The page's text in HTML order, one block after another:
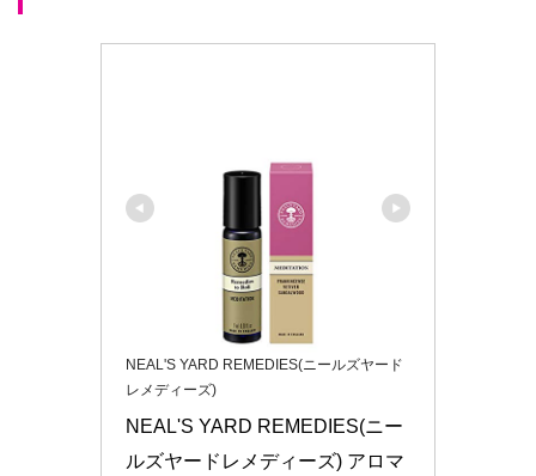
NEAL'S YARD REMEDIES(ニールズヤード
レメディーズ)
NEAL'S YARD REMEDIES(ニー
ルズヤードレメディーズ) アロマ